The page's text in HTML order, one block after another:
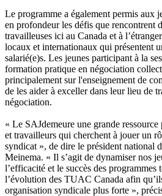
Le programme a également permis aux
en profondeur les défis que rencontrent
travailleuses ici au Canada et à
locaux et internationaux qui présentent
salarié(e)s. Les jeunes participant à la
formation pratique en négociation
principalement sur l'enseignement de
de les aider à exceller dans leur lieu de
négociation.
« Le SAJdemeure une grande
et travailleurs qui cherchent à jouer un
syndicat », de dire le président national
Meinema. « Il s’agit de dynamiser nos
l’efficacité et le succès des programmes
l’évolution des TUAC Canada afin
organisation syndicale plus forte »,